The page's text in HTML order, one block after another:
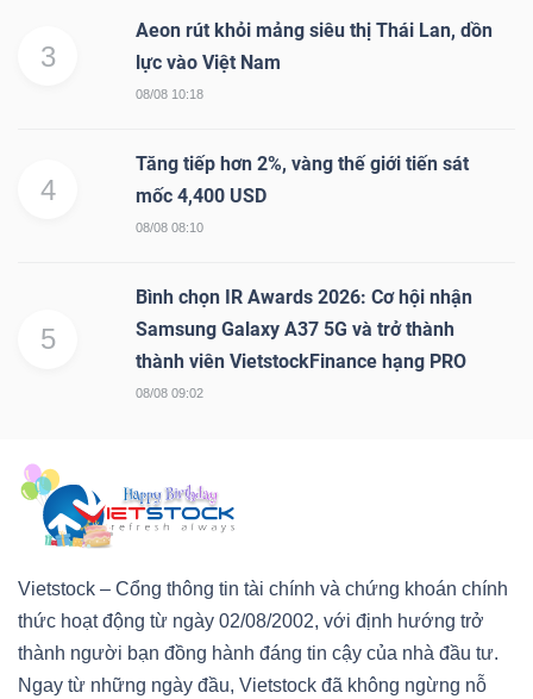
3
Aeon rút khỏi mảng siêu thị Thái Lan, dồn
lực vào Việt Nam
08/08 10:18
4
Tăng tiếp hơn 2%, vàng thế giới tiến sát
mốc 4,400 USD
08/08 08:10
5
Bình chọn IR Awards 2026: Cơ hội nhận
Samsung Galaxy A37 5G và trở thành
thành viên VietstockFinance hạng PRO
08/08 09:02
Vietstock – Cổng thông tin tài chính và chứng khoán chính
thức hoạt động từ ngày 02/08/2002, với định hướng trở
thành người bạn đồng hành đáng tin cậy của nhà đầu tư.
Ngay từ những ngày đầu, Vietstock đã không ngừng nỗ